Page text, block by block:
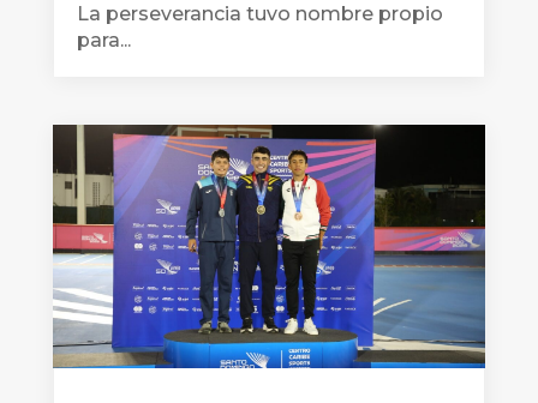
La perseverancia tuvo nombre propio
para...